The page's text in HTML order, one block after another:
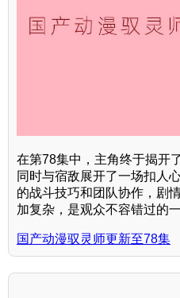
在第78集中，主角终于揭开
同时与宿敌展开了一场扣人
的战斗技巧和团队协作，剧
加复杂，是观众不容错过的
国产动漫驭灵师更新至78集